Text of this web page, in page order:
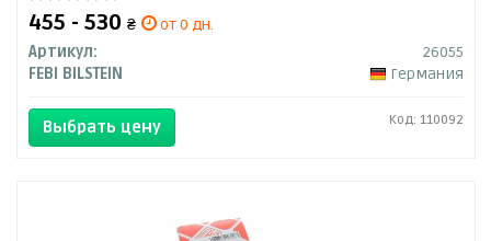
455 - 530 ₴
от 0 дн.
Артикул:
26055
FEBI BILSTEIN
Германия
Выбрать цену Код: 110092